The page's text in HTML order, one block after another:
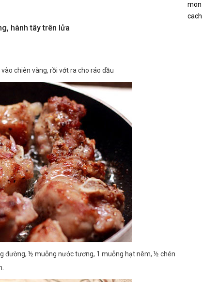
hành tây trên lửa
chiên vàng, rồi vớt ra cho ráo dầu
đường, ½ muỗng nước tương, 1 muỗng hạt nêm, ½ chén